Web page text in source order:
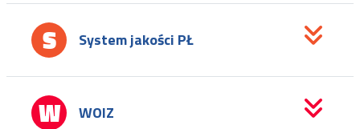
System jakości PŁ
WOIZ